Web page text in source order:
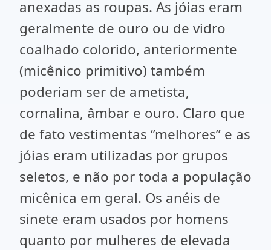
anexadas as roupas. As jóias eram
geralmente de ouro ou de vidro
coalhado colorido, anteriormente
(micênico primitivo) também
poderiam ser de ametista,
cornalina, âmbar e ouro. Claro que
de fato vestimentas ‘’melhores’’ e as
jóias eram utilizadas por grupos
seletos, e não por toda a população
micênica em geral. Os anéis de
sinete eram usados por homens
quanto por mulheres de elevada